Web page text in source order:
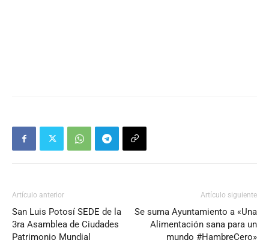
Artículo anterior
San Luis Potosí SEDE de la
3ra Asamblea de Ciudades
Patrimonio Mundial
Artículo siguiente
Se suma Ayuntamiento a «Una
Alimentación sana para un
mundo #HambreCero»